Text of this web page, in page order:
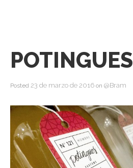
POTINGUES
Posted 23 de marzo de 2016 on @Bram